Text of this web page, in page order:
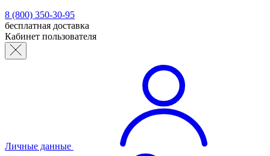
8 (800) 350-30-95
бесплатная доставка
Кабинет пользователя
Личные данные